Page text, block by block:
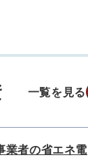
一覧を見る
業者の省エネ電